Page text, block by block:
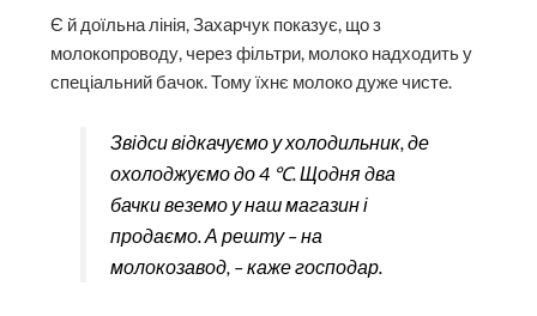
Є й доїльна лінія, Захарчук показує, що з
молокопроводу, через фільтри, молоко надходить у
спеціальний бачок. Тому їхнє молоко дуже чисте.
Звідси відкачуємо у холодильник, де
охолоджуємо до 4 ℃. Щодня два
бачки веземо у наш магазин і
продаємо. А решту – на
молокозавод, – каже господар.